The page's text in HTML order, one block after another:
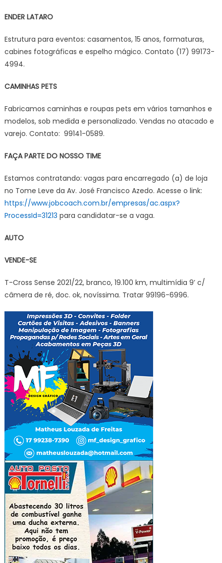
ENDER LATARO
Estrutura para eventos: casamentos, 15 anos, formaturas,
cabines fotográficas e espelho mágico. Contato (17) 99173-
4994.
CAMINHAS PETS
Fabricamos caminhas e roupas pets em vários tamanhos e
modelos, sob medida e personalizado. Vendas no atacado e
varejo. Contato: 99141-0589.
FAÇA PARTE DO NOSSO TIME
Estamos contratando: vagas para encarregado (a) de loja
no Tome Leve da Av. José Francisco Azedo. Acesse o link:
https://www.jobcoach.com.br/empresas/ac.aspx?
ProcessId=31213 para candidatar-se a vaga.
AUTO
VENDE-SE
T-Cross Sense 2021/22, branco, 19.100 km, multimídia 9’ c/
câmera de ré, doc. ok, novíssima. Tratar 99196-6996.